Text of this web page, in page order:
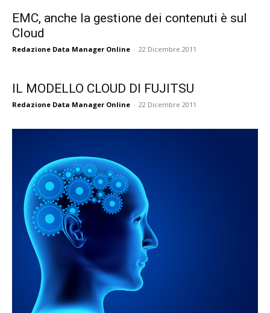
EMC, anche la gestione dei contenuti è sul
Cloud
Redazione Data Manager Online - 22 Dicembre 2011
IL MODELLO CLOUD DI FUJITSU
Redazione Data Manager Online - 22 Dicembre 2011